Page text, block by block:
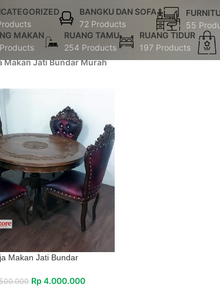
BANGKU DAN SOFA
72 Products
55
MAKAN
RUANG TAMU
254 Products
RUANG TIDUR
197 Products
Makan Jati Bundar Murah
Makan Jati Bundar
Rp 4.000.000